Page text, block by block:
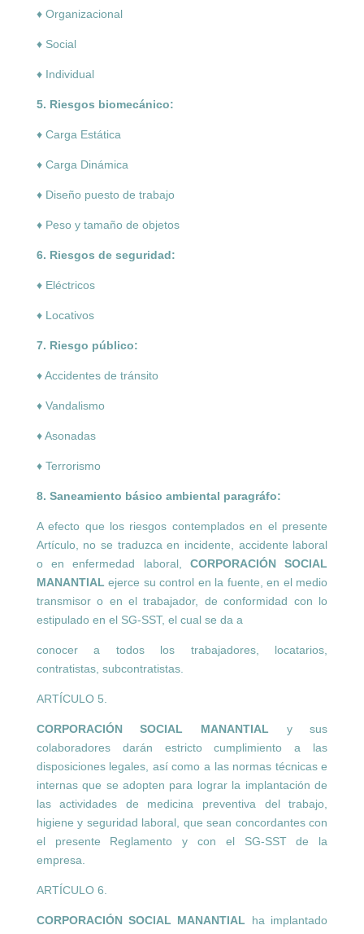
♦ Organizacional
♦ Social
♦ Individual
5. Riesgos biomecánico:
♦ Carga Estática
♦ Carga Dinámica
♦ Diseño puesto de trabajo
♦ Peso y tamaño de objetos
6. Riesgos de seguridad:
♦ Eléctricos
♦ Locativos
7. Riesgo público:
♦ Accidentes de tránsito
♦ Vandalismo
♦ Asonadas
♦ Terrorismo
8. Saneamiento básico ambiental paragráfo:
A efecto que los riesgos contemplados en el presente
Artículo, no se traduzca en incidente, accidente laboral
o en enfermedad laboral, CORPORACIÓN SOCIAL
MANANTIALejerce su control en la fuente, en el medio
transmisor o en el trabajador, de conformidad con lo
estipulado en el SG-SST, el cual se da a
conocer a todos los trabajadores, locatarios,
contratistas, subcontratistas.
ARTÍCULO 5.
CORPORACIÓN SOCIAL MANANTIAL y sus
colaboradores darán estricto cumplimiento a las
disposiciones legales, así como a las normas técnicas e
internas que se adopten para lograr la implantación de
las actividades de medicina preventiva del trabajo,
higiene y seguridad laboral, que sean concordantes con
el presente Reglamento y con el SG-SST de la
empresa.
ARTÍCULO 6.
CORPORACIÓN SOCIAL MANANTIAL ha implantado